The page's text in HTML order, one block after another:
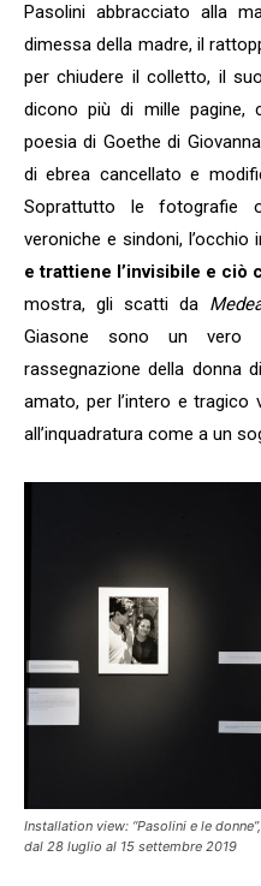
Pasolini abbracciato alla
dimessa della madre, il
per chiudere il colletto, il
dicono più di mille pagine,
poesia di Goethe di
di ebrea cancellato e
Soprattutto le fotografie
veroniche e sindoni, l’occhio
e trattiene l’invisibile e ciò
mostra, gli scatti da
Giasone sono un vero
rassegnazione della donna
amato, per l’intero e tragico
all’inquadratura come a un
Installation view: “Pasolini e le
dal 28 luglio al 15 settembre 2019